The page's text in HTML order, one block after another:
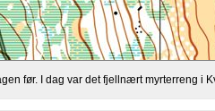
før. I dag var det fjellnært myrterreng i